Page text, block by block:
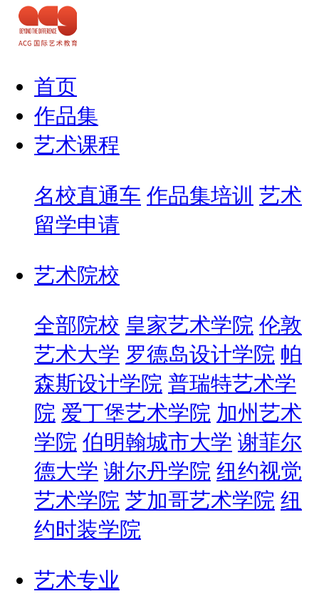
首页
作品集
艺术课程
名校直通车 作品集培训 艺术
留学申请
艺术院校
全部院校 皇家艺术学院 伦敦
艺术大学 罗德岛设计学院 帕
森斯设计学院 普瑞特艺术学
院 爱丁堡艺术学院 加州艺术
学院 伯明翰城市大学 谢菲尔
德大学 谢尔丹学院 纽约视觉
艺术学院 芝加哥艺术学院 纽
约时装学院
艺术专业